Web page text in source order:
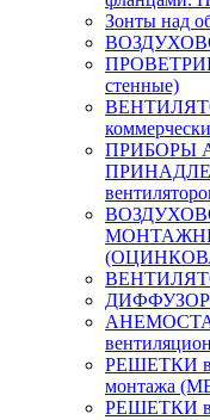
Зонты над
стенные)
ПРИБОРЫ
РЕШЕТКИ
монтажа
РЕШЕТКИ